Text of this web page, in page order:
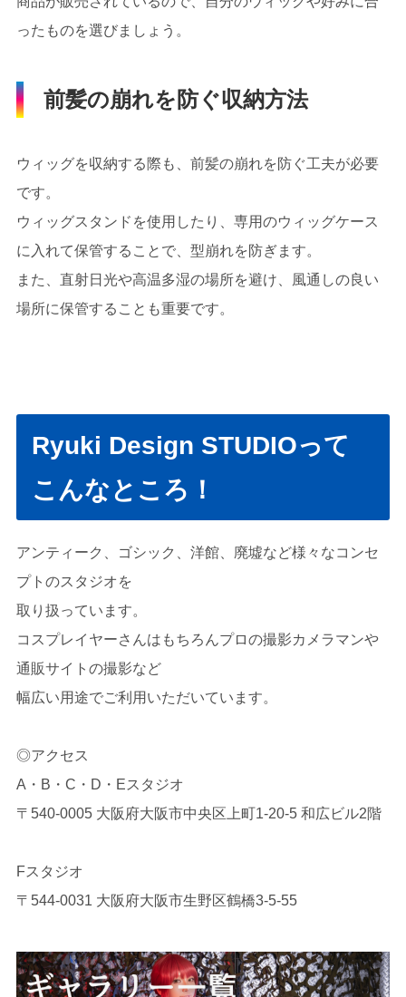
ったものを選びましょう。
前髪の崩れを防ぐ収納方法
ウィッグを収納する際も、前髪の崩れを防ぐ工夫が必要
です。
ウィッグスタンドを使用したり、専用のウィッグケース
に入れて保管することで、型崩れを防ぎます。
また、直射日光や高温多湿の場所を避け、風通しの良い
場所に保管することも重要です。
Ryuki Design STUDIOって
こんなところ！
アンティーク、ゴシック、洋館、廃墟など様々なコンセ
プトのスタジオを
取り扱っています。
コスプレイヤーさんはもちろんプロの撮影カメラマンや
通販サイトの撮影など
幅広い用途でご利用いただいています。
◎アクセス
A・B・C・D・Eスタジオ
〒540-0005 大阪府大阪市中央区上町1-20-5 和広ビル2階
Fスタジオ
〒544-0031 大阪府大阪市生野区鶴橋3-5-55